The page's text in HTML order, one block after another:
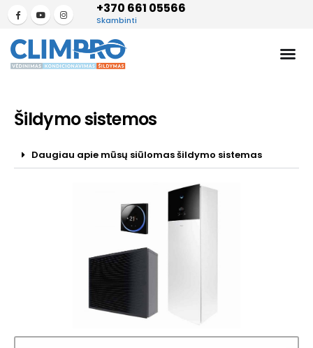
+370 661 05566
Skambinti
Šildymo sistemos
Daugiau apie mūsų siūlomas šildymo sistemas